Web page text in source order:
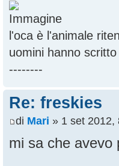
l'oca è l'animale
uomini hanno
--------
Re: freskies
di Mari » 1 set 2012,
mi sa che